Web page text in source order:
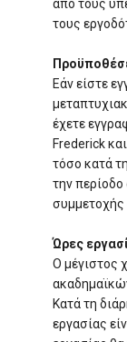
από τους
τους
Εάν είστε
έχετε
Frederick
τόσο κατά
την
συμμετοχής
Ώρες
Ο μέγιστος
Κατά τη
εργασίας